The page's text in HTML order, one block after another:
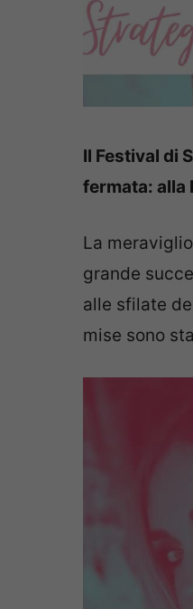
Il Festival di
fermata: alla
La
grande
alle sfilate
mise sono